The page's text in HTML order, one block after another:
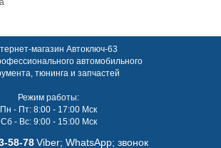
магазин Автоключ-63
автомобильного
тюнинга и запчастей
Режим работы:
Пн - Пт: 8:00 - 17:00 Мск
Сб - Вс: 9:00 - 15:00 Мск
58-78 Viber; WhatsАpp; звонок